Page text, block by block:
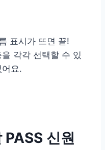
표시가 뜨면 끝!
각각 선택할 수 있
요.
신원